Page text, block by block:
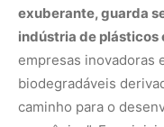
exuberante, guarda
indústria de plásticos
empresas inovadoras
biodegradáveis
caminho para o